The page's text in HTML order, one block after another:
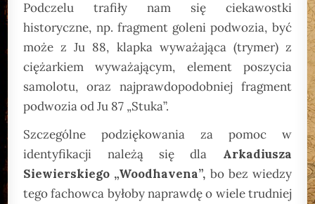
Podczelu trafiły nam się ciekawostki
historyczne, np. fragment goleni podwozia, być
może z Ju 88, klapka wyważająca (trymer) z
ciężarkiem wyważającym, element poszycia
samolotu, oraz najprawdopodobniej fragment
podwozia od Ju 87 „Stuka”.
Szczególne podziękowania za pomoc w
identyfikacji należą się dla Arkadiusza
Siewierskiego „Woodhavena”, bo bez wiedzy
tego fachowca byłoby naprawdę o wiele trudniej